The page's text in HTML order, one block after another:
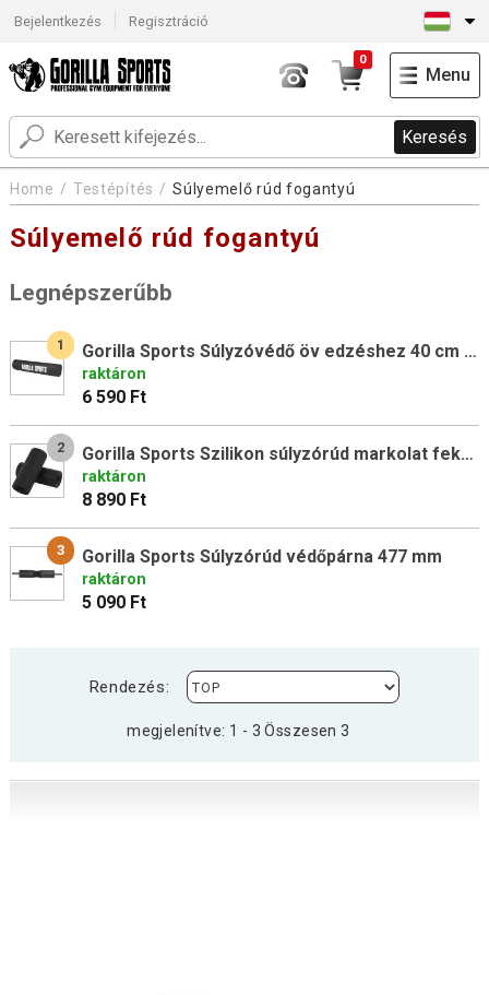
Bejelentkezés Regisztráció
Keresés
0
Menu
Home Testépítés Súlyemelő rúd fogantyú
Súlyemelő rúd fogantyú
Legnépszerűbb
1 Gorilla Sports Súlyzóvédő öv edzéshez 40 cm fekete
raktáron
6 590 Ft
2 Gorilla Sports Szilikon súlyzórúd markolat fekete
raktáron
8 890 Ft
3 Gorilla Sports Súlyzórúd védőpárna 477 mm
raktáron
5 090 Ft
Rendezés:
megjelenítve: 1 - 3 Összesen 3